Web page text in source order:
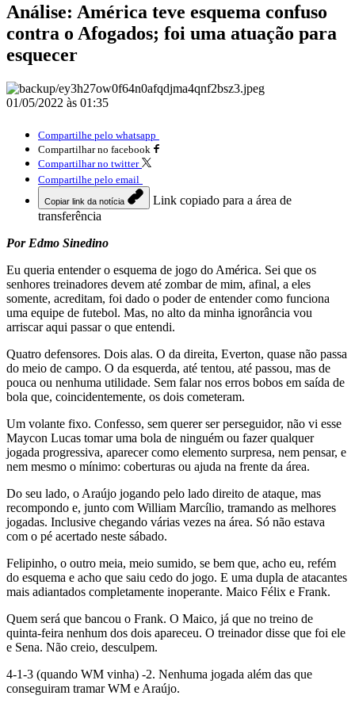
Análise: América teve esquema confuso
contra o Afogados; foi uma atuação para
esquecer
01/05/2022 às 01:35
Compartilhe pelo whatsapp
Compartilhar no facebook
Compartilhar no twitter
Compartilhe pelo email
Copiar link da notícia
Link copiado para a área de
transferência
Por Edmo Sinedino
Eu queria entender o esquema de jogo do América. Sei que os
senhores treinadores devem até zombar de mim, afinal, a eles
somente, acreditam, foi dado o poder de entender como funciona
uma equipe de futebol. Mas, no alto da minha ignorância vou
arriscar aqui passar o que entendi.
Quatro defensores. Dois alas. O da direita, Everton, quase não passa
do meio de campo. O da esquerda, até tentou, até passou, mas de
pouca ou nenhuma utilidade. Sem falar nos erros bobos em saída de
bola que, coincidentemente, os dois cometeram.
Um volante fixo. Confesso, sem querer ser perseguidor, não vi esse
Maycon Lucas tomar uma bola de ninguém ou fazer qualquer
jogada progressiva, aparecer como elemento surpresa, nem pensar, e
nem mesmo o mínimo: coberturas ou ajuda na frente da área.
Do seu lado, o Araújo jogando pelo lado direito de ataque, mas
recompondo e, junto com William Marcílio, tramando as melhores
jogadas. Inclusive chegando várias vezes na área. Só não estava
com o pé acertado neste sábado.
Felipinho, o outro meia, meio sumido, se bem que, acho eu, refém
do esquema e acho que saiu cedo do jogo. E uma dupla de atacantes
mais adiantados completamente inoperante. Maico Félix e Frank.
Quem será que bancou o Frank. O Maico, já que no treino de
quinta-feira nenhum dos dois apareceu. O treinador disse que foi ele
e Sena. Não creio, desculpem.
4-1-3 (quando WM vinha) -2. Nenhuma jogada além das que
conseguiram tramar WM e Araújo.